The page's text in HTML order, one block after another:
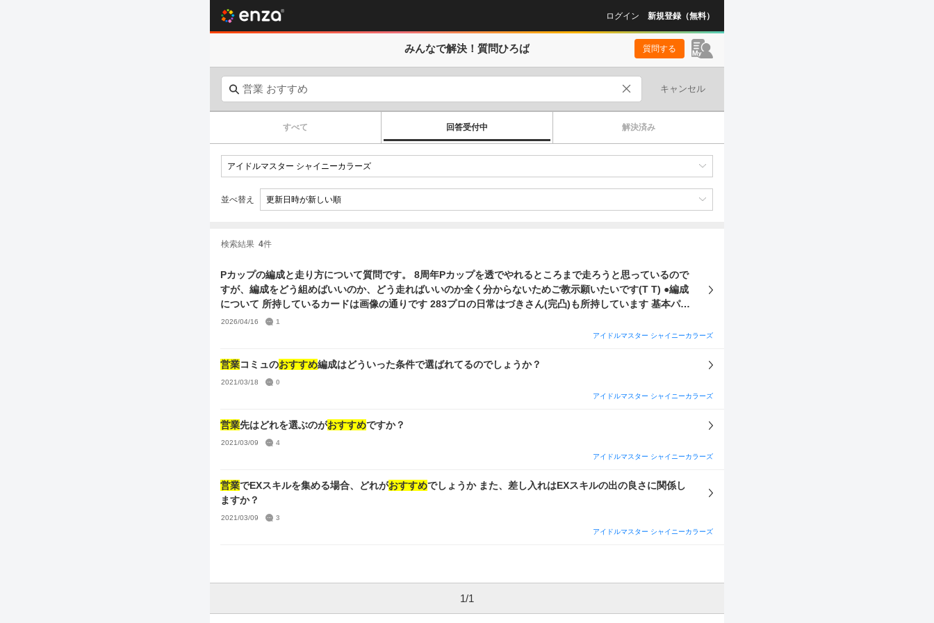
ログイン 新規登録（無料）
みんなで解決！ 質問ひろば 質問する
キャンセル
すべて 回答受付中 解決済み
並べ替え
検索結果 4件
Pカップの編成と走り方について質問です。 8周年Pカップを透でやれるところまで走ろうと思っているので
すが、編成をどう組めばいいのか、どう走ればいいのか全く分からないためご教示願いたいです(T T) ●編成
について 所持しているカードは画像の通りです 283プロの日常はづきさん(完凸)も所持しています 基本パラ
コレ、トワコレ、キャスコレ以外完凸できます
ついて ふわーっとしてるので間違っている部分があればご指摘ください(>人<;) WINGの立ち回りについては
べきアイテムはありますか？ ・15時間前に営業 ×3設定 ［開催中］ ・2、3日目オートスキップ5回 ・
↑基本12時間で大丈夫でしょうか？ ~WING周回~ ・基本的な立ち回り方、コツなど ・入れるべきEx、アイテ
ム ・パネル（いつ、どれを開けるか） 多くて申し訳ありません よろしくお願いいたします
2026/04/16
1
アイドルマスター シャイニーカラーズ
営業コミュのおすすめ編成はどういった条件で選ばれてるのでしょうか？
2021/03/18
0
アイドルマスター シャイニーカラーズ
営業先はどれを選ぶのがおすすめですか？
2021/03/09
4
アイドルマスター シャイニーカラーズ
営業でEXスキルを集める場合、どれがおすすめでしょうか また、差し入れはEXスキルの出の良さに関係し
ますか？
2021/03/09
3
アイドルマスター シャイニーカラーズ
1/1